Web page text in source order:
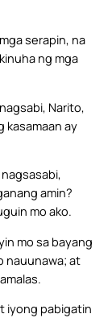
serapin, na
ng mga
Narito,
kasamaan ay
amin?
mo ako.
mo sa bayang
nauunawa; at
iyong pabigatin